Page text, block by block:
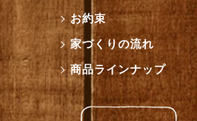
お約束
家づくりの流れ
商品ラインナップ